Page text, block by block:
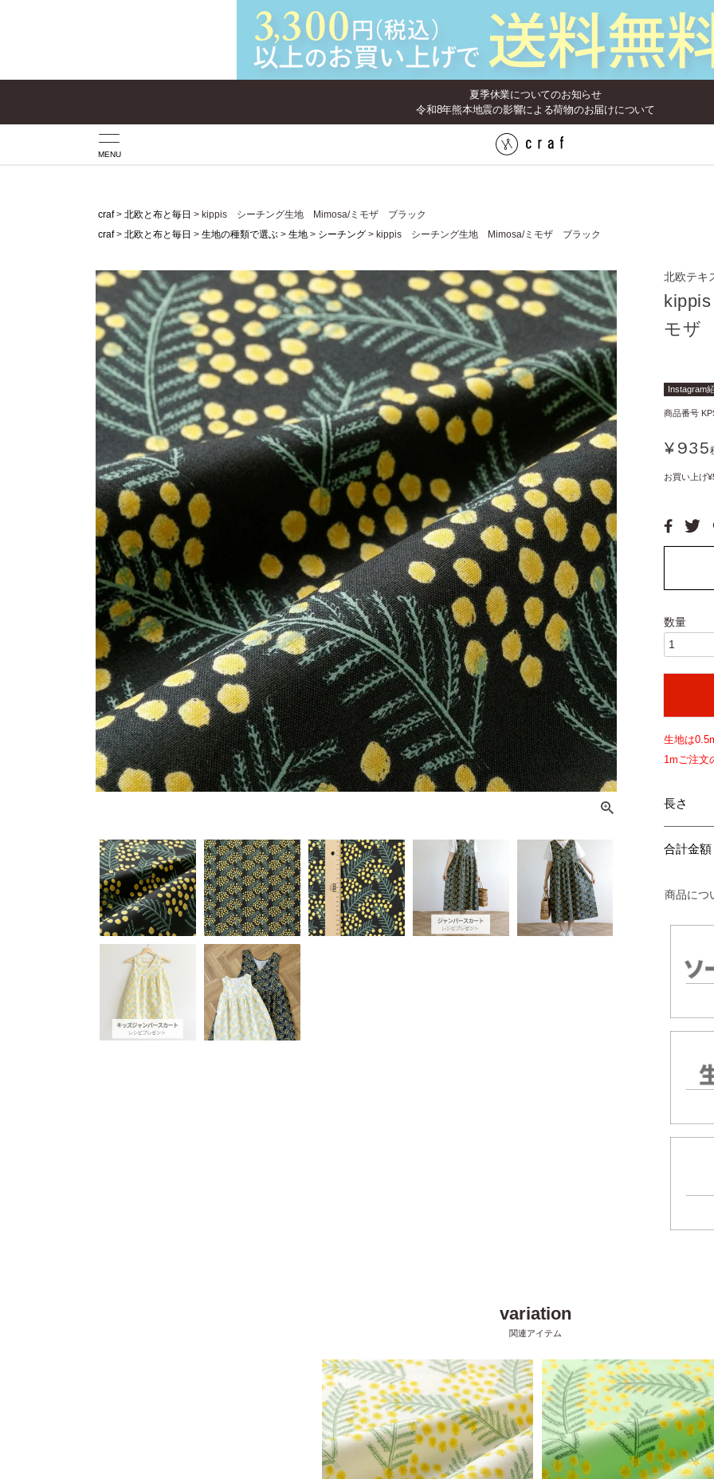
夏季休業についてのお知らせ
令和8年熊本地震の影響による荷物のお届けについて
MENU
craf 北欧と布と毎日
kippis シーチング生地 Mimosa/ミモザ ブラック
craf
北欧と布と毎日 生地の種類で選ぶ 生地 シーチング kippis シーチング生地 Mimosa/ミモザ ブラック
北欧テキ
モザ
Instagram
商品番号
¥ 935
お買い上げ
生地は0.5
1mご注文
長さ
合計金額
商品につ